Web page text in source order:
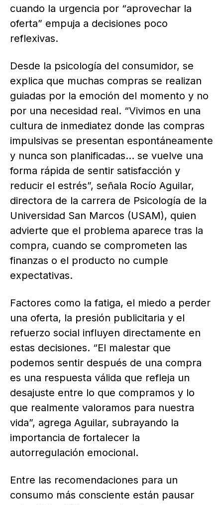
cuando la urgencia por “aprovechar la
oferta” empuja a decisiones poco
reflexivas.
Desde la psicología del consumidor, se
explica que muchas compras se realizan
guiadas por la emoción del momento y no
por una necesidad real. “Vivimos en una
cultura de inmediatez donde las compras
impulsivas se presentan espontáneamente
y nunca son planificadas… se vuelve una
forma rápida de sentir satisfacción y
reducir el estrés”, señala Rocío Aguilar,
directora de la carrera de Psicología de la
Universidad San Marcos (USAM), quien
advierte que el problema aparece tras la
compra, cuando se comprometen las
finanzas o el producto no cumple
expectativas.
Factores como la fatiga, el miedo a perder
una oferta, la presión publicitaria y el
refuerzo social influyen directamente en
estas decisiones. “El malestar que
podemos sentir después de una compra
es una respuesta válida que refleja un
desajuste entre lo que compramos y lo
que realmente valoramos para nuestra
vida”, agrega Aguilar, subrayando la
importancia de fortalecer la
autorregulación emocional.
Entre las recomendaciones para un
consumo más consciente están pausar